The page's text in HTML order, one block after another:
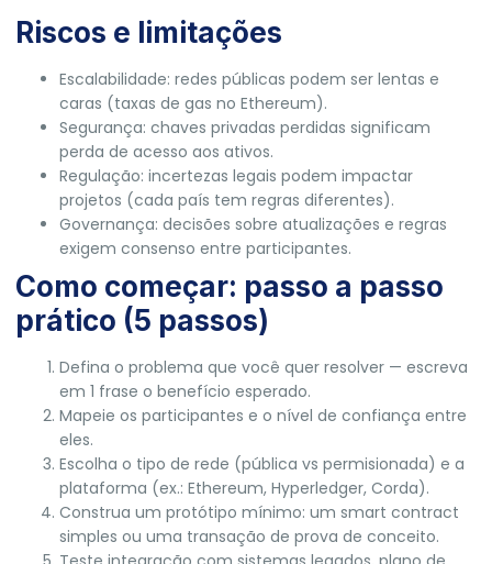
Riscos e limitações
Escalabilidade: redes públicas podem ser lentas e
caras (taxas de gas no Ethereum).
Segurança: chaves privadas perdidas significam
perda de acesso aos ativos.
Regulação: incertezas legais podem impactar
projetos (cada país tem regras diferentes).
Governança: decisões sobre atualizações e regras
exigem consenso entre participantes.
Como começar: passo a passo
prático (5 passos)
Defina o problema que você quer resolver — escreva
em 1 frase o benefício esperado.
Mapeie os participantes e o nível de confiança entre
eles.
Escolha o tipo de rede (pública vs permisionada) e a
plataforma (ex.: Ethereum, Hyperledger, Corda).
Construa um protótipo mínimo: um smart contract
simples ou uma transação de prova de conceito.